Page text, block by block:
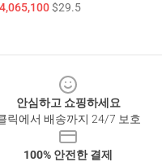
$29.5
안심하고 쇼핑하세요
릭에서 배송까지 24/7 보호
100% 안전한 결제